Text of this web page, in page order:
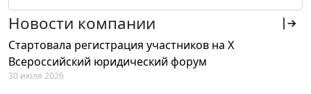
Новости компании
Стартовала регистрация участников на X
Всероссийский юридический форум
30 июля 2026